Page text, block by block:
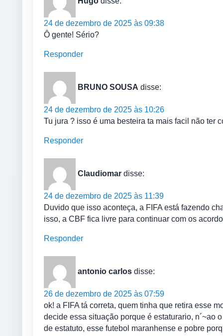
24 de dezembro de 2025 às 09:38
Ô gente! Sério?
Responder
BRUNO SOUSA disse:
24 de dezembro de 2025 às 10:26
Tu jura ? isso é uma besteira ta mais facil não ter
Responder
Claudiomar disse:
24 de dezembro de 2025 às 11:39
Duvido que isso aconteça, a FIFA está fazendo
isso, a CBF fica livre para continuar com os
Responder
antonio carlos disse:
26 de dezembro de 2025 às 07:59
ok! a FIFA tá correta, quem tinha que retira esse
decide essa situação porque é estaturario, n´~ao
de estatuto, esse futebol maranhense e pobre